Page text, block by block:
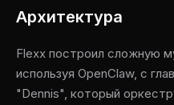
Архитектура
Flexx построил сложную
используя OpenClaw, с
"Dennis", который